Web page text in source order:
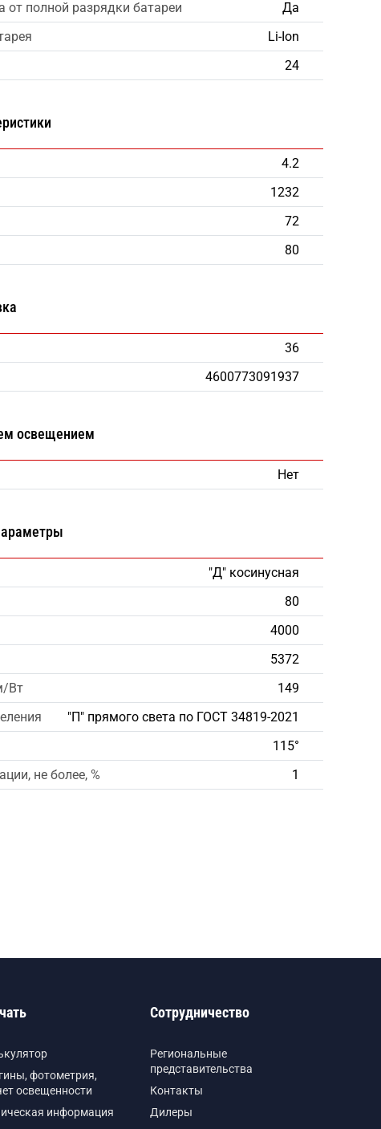
от полной разрядки батареи
Да
Li-Ion
24
4.2
1232
72
80
36
4600773091937
освещением
Нет
"Д" косинусная
80
4000
5372
Вт
149
"П" прямого света по ГОСТ 34819-2021
115°
не более, %
1
фотометрия,
освещенности
информация
Сотрудничество
Региональные
представительства
Контакты
Дилеры